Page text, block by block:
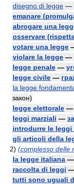
disegno di legge —
emanare
abrogare una
osservare
votare una legge
violare la legge —
legge penale —
legge civile —
la legge
закон)
legge elettorale —
leggi marziali —
introdurre le leggi
gli articoli della
2) (complesso delle
la legge italiana —
raccolta di leggi
tutti sono uguali